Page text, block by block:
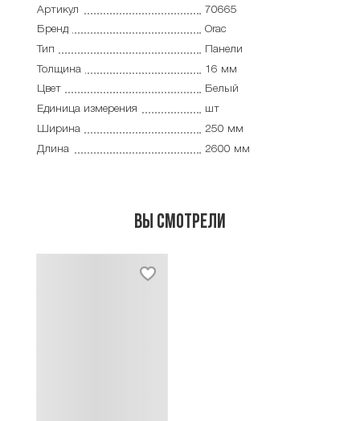
Артикул
70665
Бренд
Orac
Тип
Панели
Толщина
16 мм
Цвет
Белый
Единица измерения
шт
Ширина
250 мм
Длина
2600 мм
Вы смотрели